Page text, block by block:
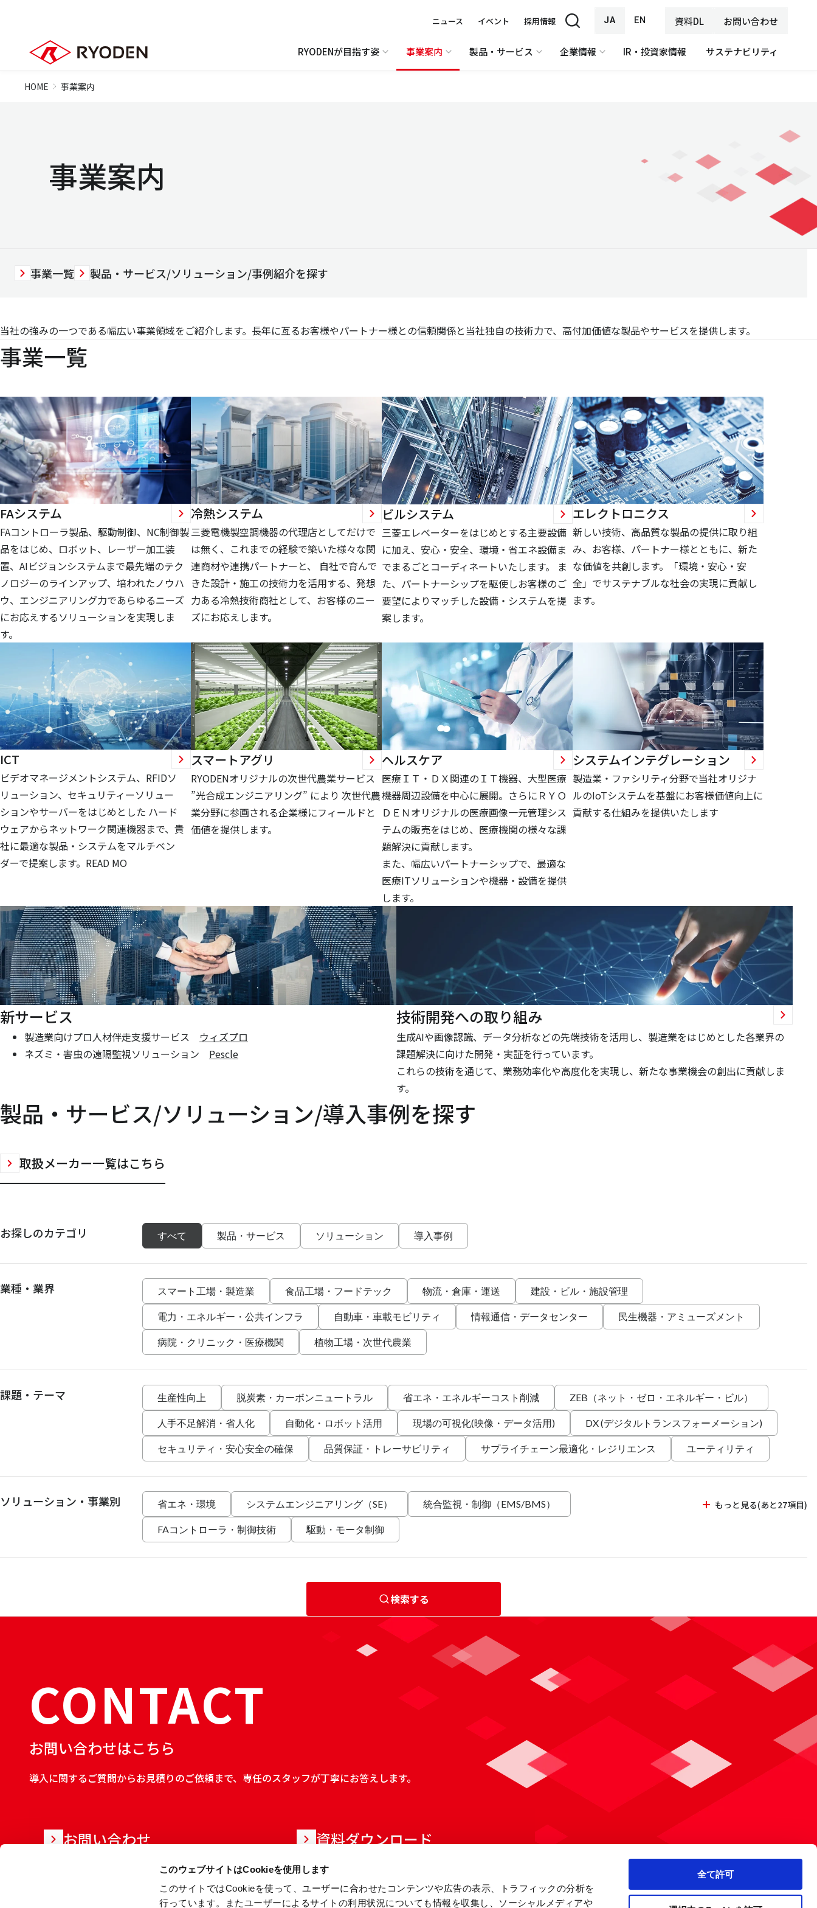
このウェブサイトはCookieを使用します
このサイトではCookieを使って、ユーザーに合わせたコンテンツや広告の表示、トラフィックの分析を
行っています。またユーザーによるサイトの利用状況についても情報を収集し、ソーシャルメディアや
全て許可
ニュース イベント 採用情報 JA EN 資料DL お問い合わせ
RYODENが目指す姿 事業案内 製品・サービス 企業情報 IR・投資家情報 サステナビリティ
HOME 事業案内
事業案内
事業一覧 製品・サービス/ソリューション/事例紹介を探す
当社の強みの一つである幅広い事業領域をご紹介します。長年に亙るお客様やパートナー様との信頼関係と当社独自の技術力で、高付加価値な製品やサービスを提供します。
事業一覧
FAシステム
FAコントローラ製品、駆動制御、NC制御製
品をはじめ、ロボット、レーザー加工装
置、AIビジョンシステムまで最先端のテク
ノロジーのラインアップ、培われたノウハ
ウ、エンジニアリング力であらゆるニーズ
にお応えするソリューションを実現しま
す。
冷熱システム
三菱電機製空調機器の代理店としてだけで
は無く、これまでの経験で築いた様々な関
連商材や連携パートナーと、 自社で育んで
きた設計・施工の技術力を活用する、発想
力ある冷熱技術商社として、お客様のニー
ズにお応えします。
ビルシステム
三菱エレベーターをはじめとする主要設備
に加え、安心・安全、環境・省エネ設備ま
でまるごとコーディネートいたします。 ま
た、パートナーシップを駆使しお客様のご
要望によりマッチした設備・システムを提
案します。
エレクトロニクス
新しい技術、高品質な製品の提供に取り組
み、お客様、パートナー様とともに、新た
な価値を共創します。「環境・安心・安
全」でサステナブルな社会の実現に貢献し
ます。
ICT
ビデオマネージメントシステム、RFIDソ
リューション、セキュリティーソリュー
ションやサーバーをはじめとした ハード
ウェアからネットワーク関連機器まで、貴
社に最適な製品・システムをマルチベン
ダーで提案します。READ MO
スマートアグリ
RYODENオリジナルの次世代農業サービス
”光合成エンジニアリング” により 次世代農
業分野に参画される企業様にフィールドと
価値を提供します。
ヘルスケア
医療ＩＴ・ＤＸ関連のＩＴ機器、大型医療
機器周辺設備を中心に展開。さらにＲＹＯ
ＤＥＮオリジナルの医療画像一元管理シス
テムの販売をはじめ、医療機関の様々な課
題解決に貢献します。
また、幅広いパートナーシップで、最適な
医療ITソリューションや機器・設備を提供
します。
システムインテグレーション
製造業・ファシリティ分野で当社オリジナ
ルのIoTシステムを基盤にお客様価値向上に
貢献する仕組みを提供いたします
新サービス
製造業向けプロ人材伴走支援サービス ウィズプロ
ネズミ・害虫の遠隔監視ソリューション Pescle
技術開発への取り組み
生成AIや画像認識、データ分析などの先端技術を活用し、製造業をはじめとした各業界の
課題解決に向けた開発・実証を行っています。
これらの技術を通じて、業務効率化や高度化を実現し、新たな事業機会の創出に貢献しま
す。
製品・サービス/ソリューション/導入事例を探す
取扱メーカー一覧はこちら
お探しのカテゴリ すべて 製品・サービス ソリューション 導入事例
業種・業界 スマート工場・製造業 食品工場・フードテック 物流・倉庫・運送 建設・ビル・施設管理
電力・エネルギー・公共インフラ 自動車・車載モビリティ 情報通信・データセンター 民生機器・アミューズメント
病院・クリニック・医療機関 植物工場・次世代農業
課題・テーマ 生産性向上 脱炭素・カーボンニュートラル 省エネ・エネルギーコスト削減 ZEB（ネット・ゼロ・エネルギー・ビル）
人手不足解消・省人化 自動化・ロボット活用 現場の可視化(映像・データ活用) DX (デジタルトランスフォーメーション)
セキュリティ・安心安全の確保 品質保証・トレーサビリティ サプライチェーン最適化・レジリエンス ユーティリティ
ソリューション・事業別 省エネ・環境 システムエンジニアリング（SE） 統合監視・制御（EMS/BMS）
FAコントローラ・制御技術 駆動・モータ制御
もっと見る(あと27項目)
検索する
CONTACT
お問い合わせはこちら
導入に関するご質問からお見積りのご依頼まで、専任のスタッフが丁寧にお答えします。
お問い合わせ 資料ダウンロード